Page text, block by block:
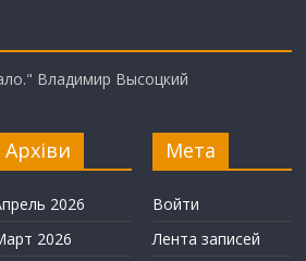
Владимир Высоцкий
Архіви
2026
2026
Мета
Войти
Лента записей